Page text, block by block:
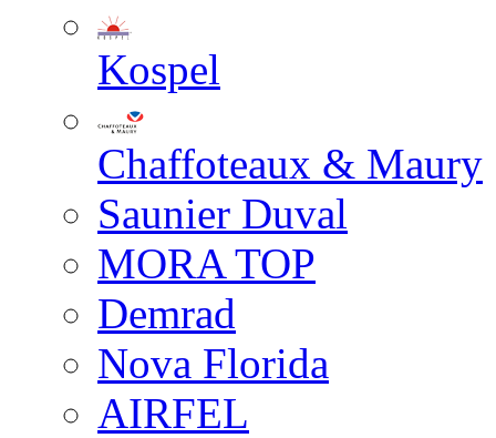
Kospel
Chaffoteaux & Maury
Saunier Duval
MORA TOP
Demrad
Nova Florida
AIRFEL